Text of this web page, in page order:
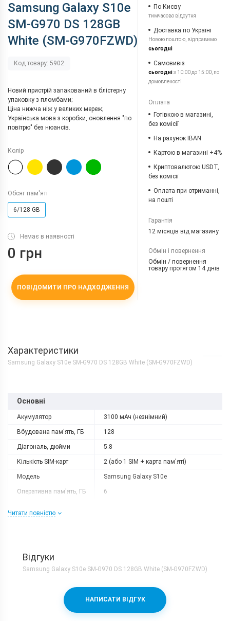
Samsung Galaxy S10e
SM-G970 DS 128GB
White (SM-G970FZWD)
Код товару: 5902
Новий пристрій запакований в блістерну
упаковку з пломбами;
Ціна нижча ніж у великих мереж;
Українська мова з коробки, оновлення "по
повітрю" без нюансів.
Колір
Обсяг пам'яті
6/128 GB
Немає в наявності
0 грн
ПОВІДОМИТИ ПРО НАДХОДЖЕННЯ
По Києву
тимчасово відсутня
Доставка по Україні
Новою поштою, відправимо
сьогодні
Самовивіз
сьогодніз 10:00 до 15:00, по
домовленості
Оплата
Готівкою в магазині,
без комісії
На рахунок IBAN
Картою в магазині +4%
Криптовалютою USDT,
без комісії
Оплата при отриманні,
на пошті
Гарантія
12 місяців від магазину
Обмін і повернення
Обмін / повернення
товару протягом 14 днів
Характеристики
Samsung Galaxy S10e SM-G970 DS 128GB White (SM-G970FZWD)
Основні
Акумулятор 3100 мАч (незнімний)
Вбудована пам'ять, ГБ 128
Діагональ, дюйми 5.8
Кількість SIM-карт 2 (або 1 SIM + карта пам'яті)
Модель Samsung Galaxy S10e
Оперативна пам'ять, ГБ 6
Процесор
Кількість ядер 8
2x2.73 + 2x2.5 + 4x2.0
Читати повністю
Відгуки
Samsung Galaxy S10e SM-G970 DS 128GB White (SM-G970FZWD)
НАПИСАТИ ВІДГУК